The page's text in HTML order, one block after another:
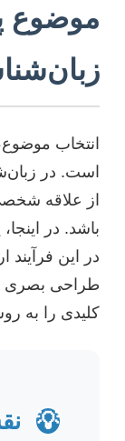
موضوع
انتخاب
است. در
از علاقه
باشد. در
در این فرآیند
طراحی بصری
کلیدی را به
💡